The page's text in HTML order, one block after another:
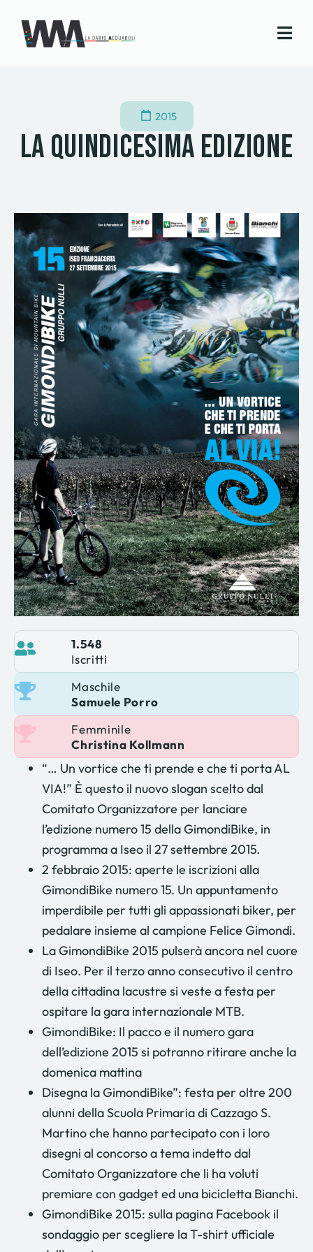
2015
La quindicesima edizione
1.548
Iscritti
Maschile
Samuele Porro
Femminile
Christina Kollmann
“… Un vortice che ti prende e che ti porta AL
VIA!” È questo il nuovo slogan scelto dal
Comitato Organizzatore per lanciare
l’edizione numero 15 della GimondiBike, in
programma a Iseo il 27 settembre 2015.
2 febbraio 2015: aperte le iscrizioni alla
GimondiBike numero 15. Un appuntamento
imperdibile per tutti gli appassionati biker, per
pedalare insieme al campione Felice Gimondi.
La GimondiBike 2015 pulserà ancora nel cuore
di Iseo. Per il terzo anno consecutivo il centro
della cittadina lacustre si veste a festa per
ospitare la gara internazionale MTB.
GimondiBike: Il pacco e il numero gara
dell’edizione 2015 si potranno ritirare anche la
domenica mattina
Disegna la GimondiBike”: festa per oltre 200
alunni della Scuola Primaria di Cazzago S.
Martino che hanno partecipato con i loro
disegni al concorso a tema indetto dal
Comitato Organizzatore che li ha voluti
premiare con gadget ed una bicicletta Bianchi.
GimondiBike 2015: sulla pagina Facebook il
sondaggio per scegliere la T-shirt ufficiale